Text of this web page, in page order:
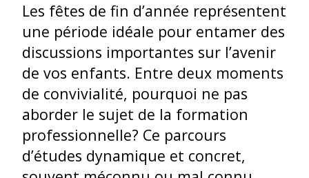
Les fêtes de fin d’année représentent
une période idéale pour entamer des
discussions importantes sur l’avenir
de vos enfants. Entre deux moments
de convivialité, pourquoi ne pas
aborder le sujet de la formation
professionnelle? Ce parcours
d’études dynamique et concret,